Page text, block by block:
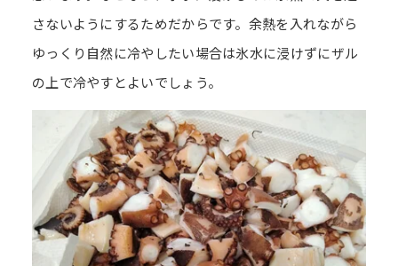
さないようにするためだからです。余熱を入れながら
ゆっくり自然に冷やしたい場合は氷水に浸けずにザル
の上で冷やすとよいでしょう。